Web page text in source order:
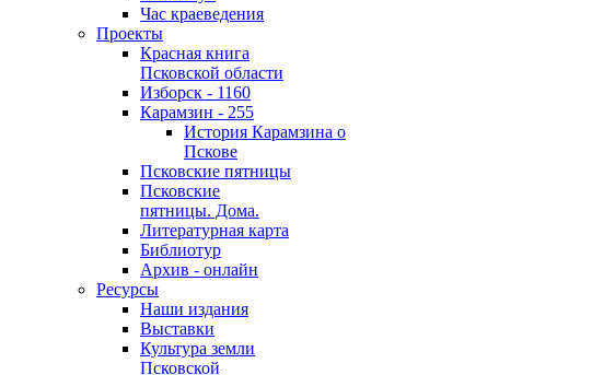
Час краеведения
Проекты
Красная книга
Псковской области
Изборск - 1160
Карамзин - 255
История Карамзина о
Пскове
Псковские пятницы
Псковские
пятницы. Дома.
Литературная карта
Библиотур
Архив - онлайн
Ресурсы
Наши издания
Выставки
Культура земли
Псковской